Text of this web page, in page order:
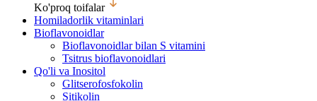
Ko'proq toifalar
Homiladorlik vitaminlari
Bioflavonoidlar
Bioflavonoidlar bilan S vitamini
Tsitrus bioflavonoidlari
Qo'li va Inositol
Glitserofosfokolin
Sitikolin